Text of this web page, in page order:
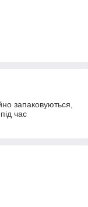
запаковуються,
час